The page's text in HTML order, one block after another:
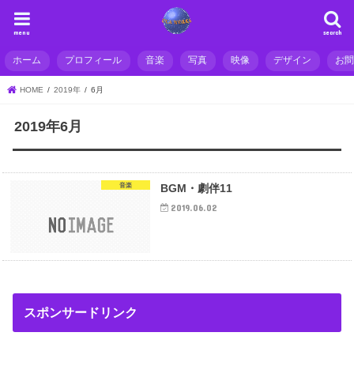
search
menu
ホーム プロフィール 音楽 写真 映像 デザイン お
HOME 2019年 6月
2019年6月
音楽 BGM・劇伴11
2019.06.02
スポンサードリンク